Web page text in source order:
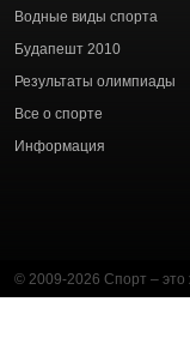
Водные виды спорта
Будапешт 2010
Результаты олимпиады
Все о спорте
Информация
© 2009-2026 Спорт – это